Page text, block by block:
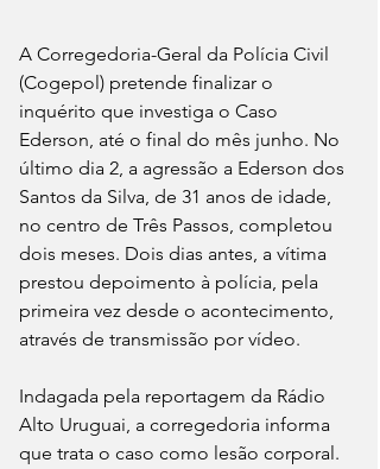
A Corregedoria-Geral da Polícia Civil
(Cogepol) pretende finalizar o
inquérito que investiga o Caso
Ederson, até o final do mês junho. No
último dia 2, a agressão a Ederson dos
Santos da Silva, de 31 anos de idade,
no centro de Três Passos, completou
dois meses. Dois dias antes, a vítima
prestou depoimento à polícia, pela
primeira vez desde o acontecimento,
através de transmissão por vídeo.
Indagada pela reportagem da Rádio
Alto Uruguai, a corregedoria informa
que trata o caso como lesão corporal.